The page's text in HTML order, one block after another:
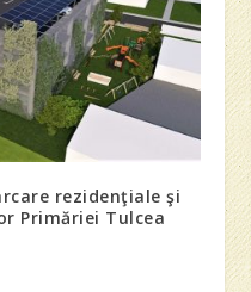
rezidenţiale şi
Primăriei Tulcea